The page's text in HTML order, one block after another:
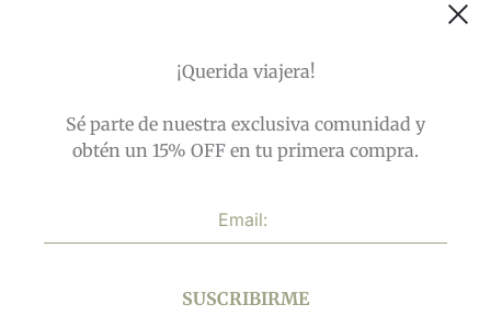
LM005 CATEGORÍAS:CAMISAS,EL VIAJE,SALE,TOPS Y
CAMISAS
ETIQUETAS: EL VIAJE,SALE
¡Querida viajera!
Sé parte de nuestra exclusiva comunidad y
obtén un 15% OFF en tu primera compra.
SUSCRIBIRME